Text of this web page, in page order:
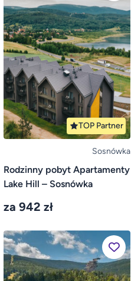
TOP Partner
Sosnówka
Rodzinny pobyt Apartamenty
Lake Hill – Sosnówka
za 942 zł